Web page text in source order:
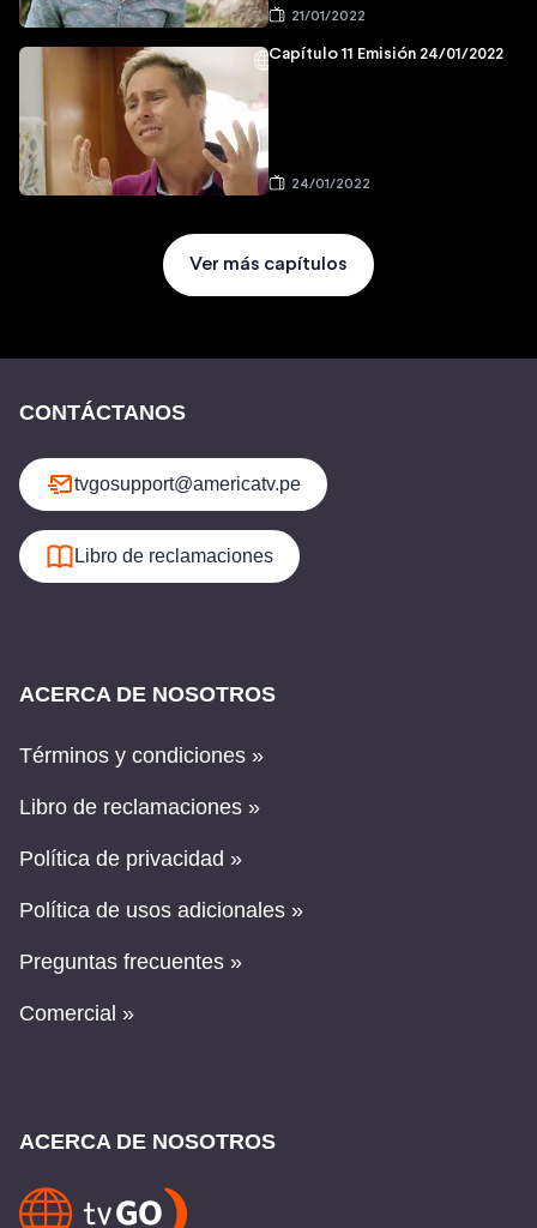
21/01/2022
Capítulo 11 Emisión 24/01/2022
24/01/2022
Ver más capítulos
CONTÁCTANOS
tvgosupport@americatv.pe
Libro de reclamaciones
ACERCA DE NOSOTROS
Términos y condiciones »
Libro de reclamaciones »
Política de privacidad »
Política de usos adicionales »
Preguntas frecuentes »
Comercial »
ACERCA DE NOSOTROS